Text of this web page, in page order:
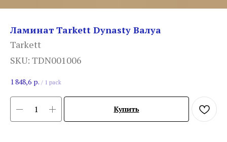
Ламинат Tarkett Dynasty Валуа
Tarkett
SKU: TDN001006
1 848,6 р. / 1 pack
Купить